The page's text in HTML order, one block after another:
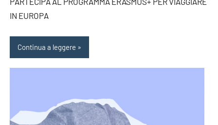
IN EUROPA
Continua a leggere